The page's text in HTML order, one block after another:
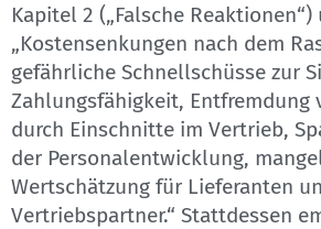
Kapitel 2 („Falsche
„Kostensenkungen nach dem
gefährliche Schnellschüsse zur
Zahlungsfähigkeit, Entfremdung
durch Einschnitte im Vertrieb,
der Personalentwicklung,
Wertschätzung für Lieferanten
Vertriebspartner.“ Stattdessen